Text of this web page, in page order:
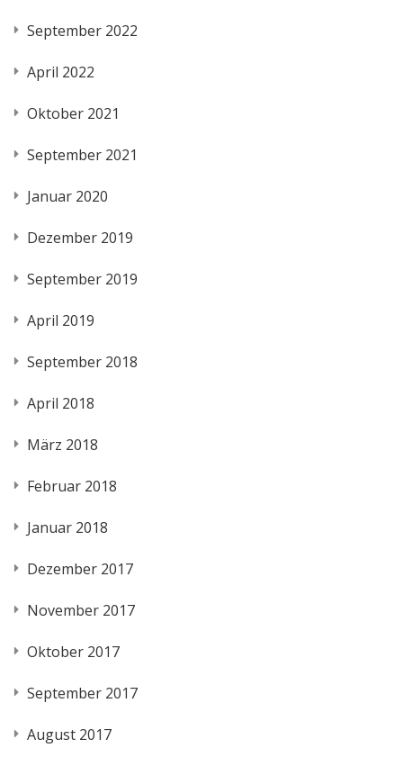
September 2022
April 2022
Oktober 2021
September 2021
Januar 2020
Dezember 2019
September 2019
April 2019
September 2018
April 2018
März 2018
Februar 2018
Januar 2018
Dezember 2017
November 2017
Oktober 2017
September 2017
August 2017